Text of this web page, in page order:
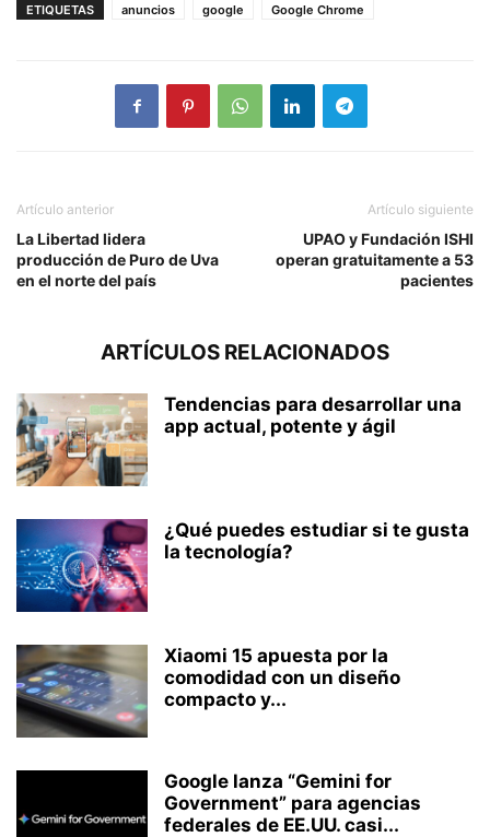
ETIQUETAS anuncios google Google Chrome
Artículo anterior
La Libertad lidera
producción de Puro de Uva
en el norte del país
Artículo siguiente
UPAO y Fundación ISHI
operan gratuitamente a 53
pacientes
ARTÍCULOS RELACIONADOS
Tendencias para desarrollar una
app actual, potente y ágil
¿Qué puedes estudiar si te gusta
la tecnología?
Xiaomi 15 apuesta por la
comodidad con un diseño
compacto y...
Google lanza “Gemini for
Government” para agencias
federales de EE.UU. casi...